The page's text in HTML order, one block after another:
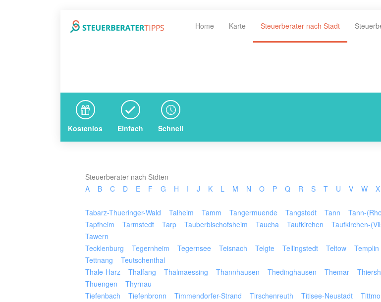
Home Karte Steuerberater nach Stadt
Kostenlos Einfach Schnell
Steuerberater nach Stdten
A
B C D E F G H I J K L M N O P Q R S T U V W X
Tabarz-Thueringer-Wald Talheim Tamm Tangermuende Tangstedt Tann Tann-
Tapfheim
Tarmstedt Tarp Tauberbischofsheim Taucha Taufkirchen Taufkirchen-
Tawern
Tecklenburg
Tegernheim Tegernsee Teisnach Telgte Tellingstedt Teltow Templin
Tettnang
Teutschenthal
Thale-Harz
Thalfang Thalmaessing Thannhausen Thedinghausen Themar
Thuengen
Thyrnau
Tiefenbach
Tiefenbronn Timmendorfer-Strand Tirschenreuth Titisee-Neustadt